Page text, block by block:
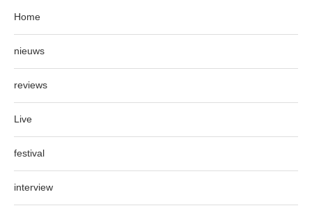
Home
nieuws
reviews
Live
festival
interview